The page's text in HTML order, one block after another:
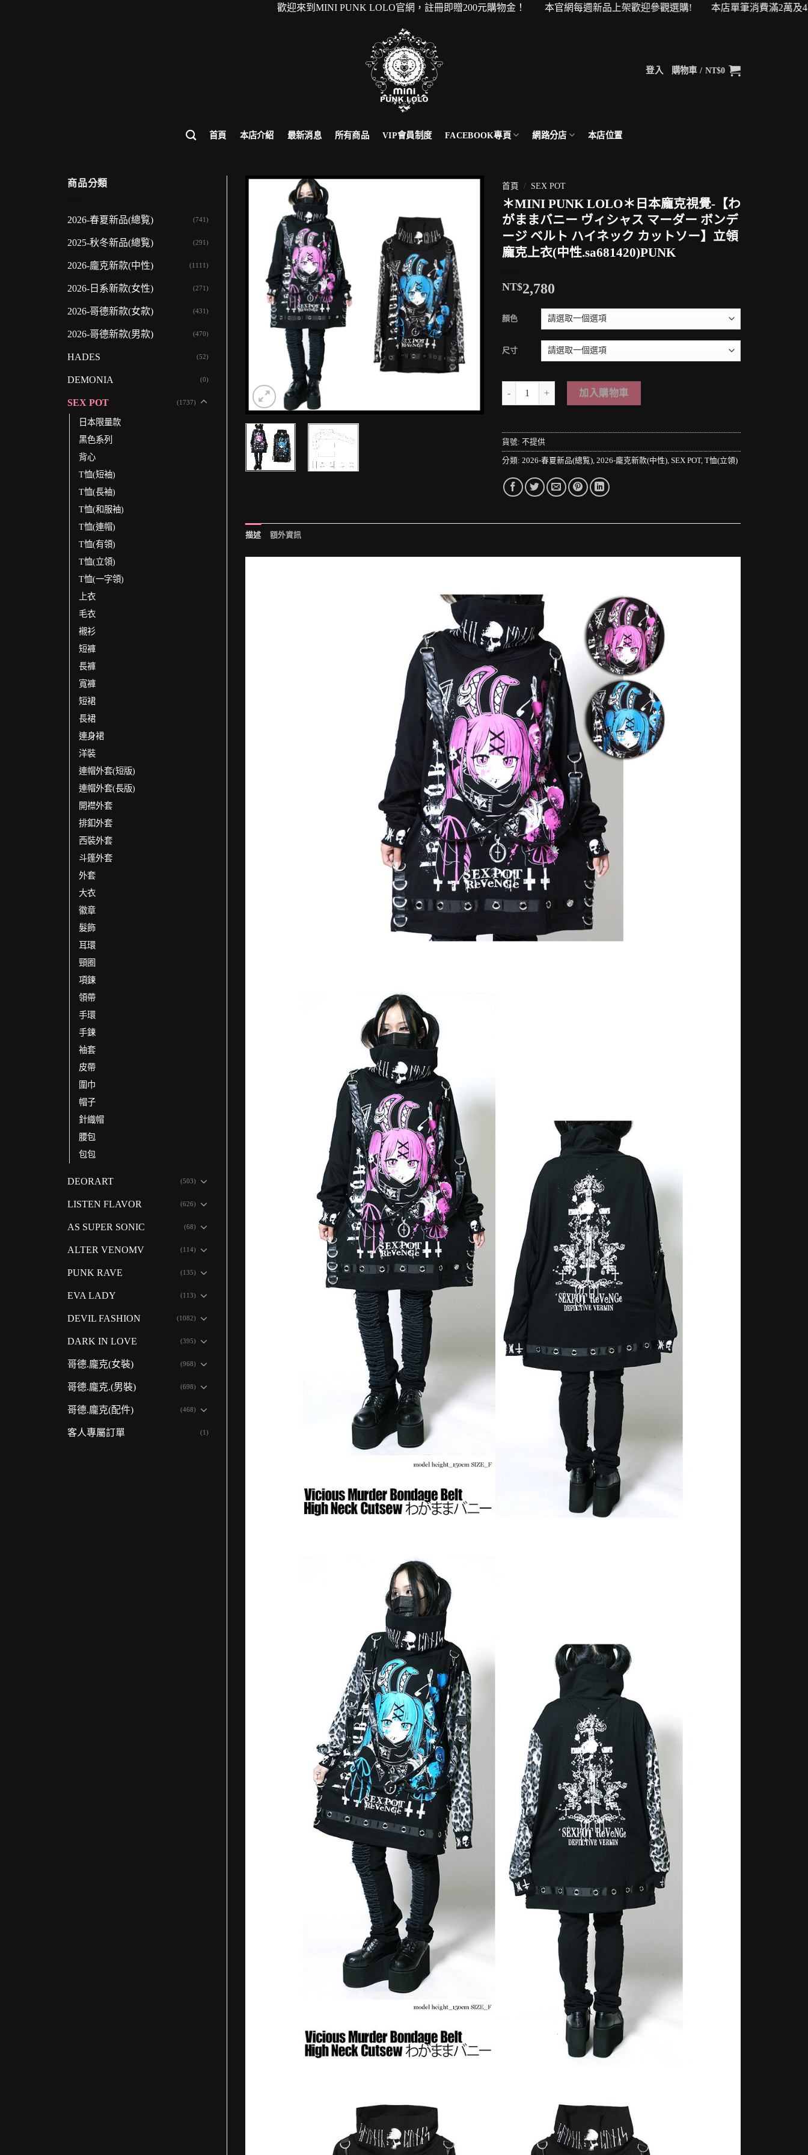
歡迎來到MINI PUNK LOLO官網，註冊即贈200元購物金！ 本官網每週新品上架歡迎參觀選購! 本店單筆消費滿2萬及4萬即可升
登入 購物車 / NT$0
首頁 本店介紹 最新消息 所有商品 VIP會員制度 FACEBOOK專頁 網路分店 本店位置
商品分類
2026-春夏新品(總覧) (741)
2025-秋冬新品(總覧) (291)
2026-龐克新款(中性) (1111)
2026-日系新款(女性) (271)
2026-哥德新款(女款) (431)
2026-哥德新款(男款) (470)
HADES (52)
DEMONIA (0)
SEX POT (1737)
日本限量款
黑色系列
背心
T恤(短袖)
T恤(長袖)
T恤(和服袖)
T恤(連帽)
T恤(有領)
T恤(立領)
T恤(一字領)
上衣
毛衣
襯衫
短褲
長褲
寬褲
短裙
長裙
連身裙
洋裝
連帽外套(短版)
連帽外套(長版)
開襟外套
排釦外套
西裝外套
斗篷外套
外套
大衣
徽章
髮飾
耳環
頸圈
項鍊
領帶
手環
手鍊
袖套
皮帶
圍巾
帽子
針織帽
腰包
包包
DEORART (503)
LISTEN FLAVOR (626)
AS SUPER SONIC (68)
ALTER VENOMV (114)
PUNK RAVE (135)
EVA LADY (113)
DEVIL FASHION (1082)
DARK IN LOVE (395)
哥德.龐克(女裝) (968)
哥德.龐克.(男裝) (698)
哥德.龐克(配件) (468)
客人專屬訂單 (1)
首頁 / SEX POT
＊MINI PUNK LOLO＊日本龐克視覺-【わ
がままバニー ヴィシャス マーダー ボンデ
ージ ベルト ハイネック カットソー】立領
龐克上衣(中性.sa681420)PUNK
NT$2,780
顏色
尺寸
＊MINI PUNK LOLO＊日本龐克視覺-【わがままバニー ヴィシャス マーダー
加入購物車
貨號: 不提供
分類: 2026-春夏新品(總覧) 2026-龐克新款(中性) SEX POT, T恤(立領)
描述 額外資訊